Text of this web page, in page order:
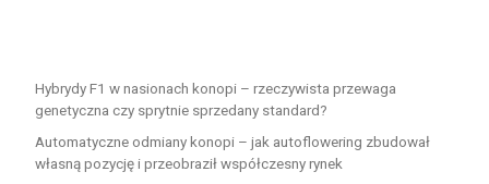
Hybrydy F1 w nasionach konopi – rzeczywista przewaga
genetyczna czy sprytnie sprzedany standard?
Automatyczne odmiany konopi – jak autoflowering zbudował
własną pozycję i przeobraził współczesny rynek